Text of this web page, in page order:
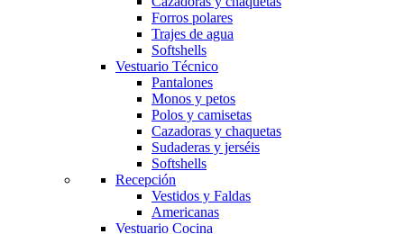
Forros polares
Trajes de agua
Softshells
Vestuario Técnico
Pantalones
Monos y petos
Polos y camisetas
Cazadoras y chaquetas
Sudaderas y jerséis
Softshells
Recepción
Vestidos y Faldas
Americanas
Vestuario Cocina